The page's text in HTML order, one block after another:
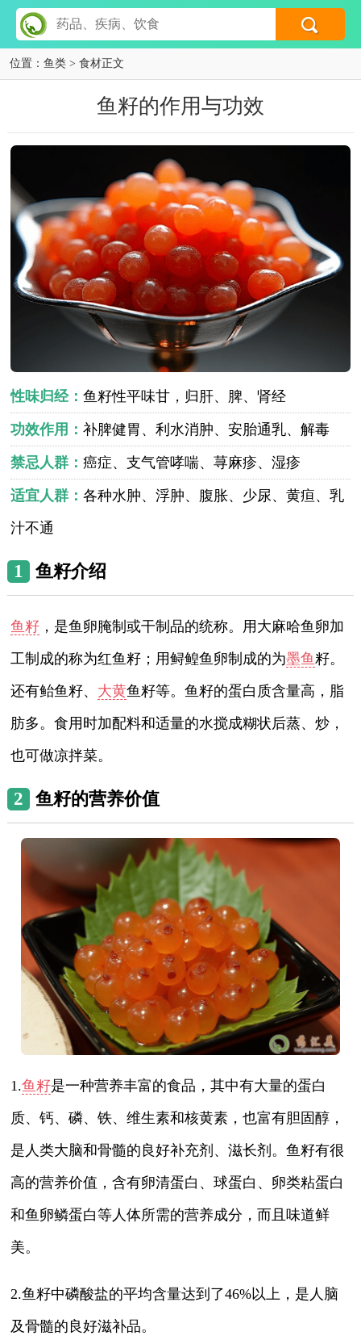
位置： 鱼类 > 食材正文
鱼籽的作用与功效
性味归经：鱼籽性平味甘，归肝、脾、肾经
功效作用：补脾健胃、利水消肿、安胎通乳、解毒
禁忌人群：癌症、支气管哮喘、荨麻疹、湿疹
适宜人群：各种水肿、浮肿、腹胀、少尿、黄疸、乳
汁不通
1 鱼籽介绍
鱼籽 ，是鱼卵腌制或干制品的统称。用大麻哈鱼卵加
工制成的称为红鱼籽；用鲟鳇鱼卵制成的为墨鱼籽。
还有鲐鱼籽、 大黄鱼籽等。鱼籽的蛋白质含量高，脂
肪多。食用时加配料和适量的水搅成糊状后蒸、炒，
也可做凉拌菜。
2 鱼籽的营养价值
1.鱼籽是一种营养丰富的食品，其中有大量的蛋白
质、钙、磷、铁、维生素和核黄素，也富有胆固醇，
是人类大脑和骨髓的良好补充剂、滋长剂。鱼籽有很
高的营养价值，含有卵清蛋白、球蛋白、卵类粘蛋白
和鱼卵鳞蛋白等人体所需的营养成分，而且味道鲜
美。
2.鱼籽中磷酸盐的平均含量达到了46%以上，是人脑
及骨髓的良好滋补品。